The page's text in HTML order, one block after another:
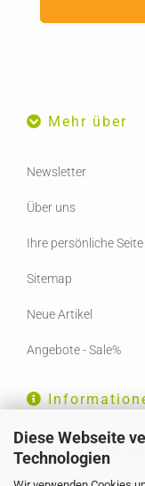
Diese Webseite
Technologien
Mehr über
Newsletter
Über uns
Ihre persönliche Seite
Sitemap
Neue Artikel
Angebote - Sale%
Widerrufsrecht &